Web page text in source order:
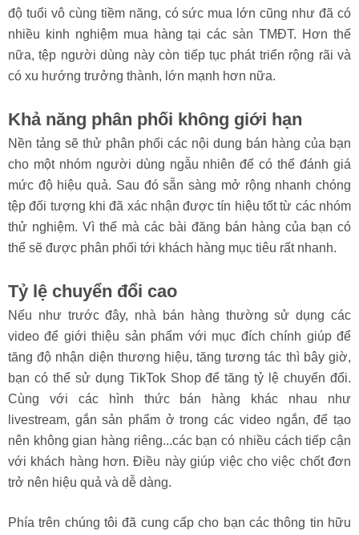
độ tuổi vô cùng tiềm năng, có sức mua lớn cũng như đã có
nhiều kinh nghiệm mua hàng tại các sàn TMĐT. Hơn thế
nữa, tệp người dùng này còn tiếp tục phát triển rộng rãi và
có xu hướng trưởng thành, lớn mạnh hơn nữa.
Khả năng phân phối không giới hạn
Nền tảng sẽ thử phân phối các nội dung bán hàng của bạn
cho một nhóm người dùng ngẫu nhiên để có thể đánh giá
mức độ hiệu quả. Sau đó sẵn sàng mở rộng nhanh chóng
tệp đối tượng khi đã xác nhận được tín hiệu tốt từ các nhóm
thử nghiệm. Vì thế mà các bài đăng bán hàng của bạn có
thể sẽ được phân phối tới khách hàng mục tiêu rất nhanh.
Tỷ lệ chuyển đổi cao
Nếu như trước đây, nhà bán hàng thường sử dụng các
video để giới thiệu sản phẩm với mục đích chính giúp để
tăng độ nhận diện thương hiệu, tăng tương tác thì bây giờ,
bạn có thể sử dụng TikTok Shop để tăng tỷ lệ chuyển đổi.
Cùng với các hình thức bán hàng khác nhau như
livestream, gắn sản phẩm ở trong các video ngắn, để tạo
nên không gian hàng riêng...các bạn có nhiều cách tiếp cận
với khách hàng hơn. Điều này giúp việc cho việc chốt đơn
trở nên hiệu quả và dễ dàng.
Phía trên chúng tôi đã cung cấp cho bạn các thông tin hữu